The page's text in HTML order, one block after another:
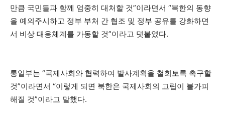
만큼 국민들과 함께 엄중히 대처할 것”이라면서 “북한의 동향
을 예의주시하고 정부 부처 간 협조 및 정부 공유를 강화하면
서 비상 대응체계를 가동할 것”이라고 덧붙였다.
통일부는 “국제사회와 협력하여 발사계획을 철회토록 촉구할
것”이라면서 “이렇게 되면 북한은 국제사회의 고립이 불가피
해질 것”이라고 말했다.